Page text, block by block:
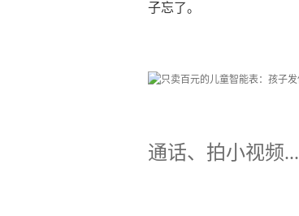
子忘了。
通话、拍小视频